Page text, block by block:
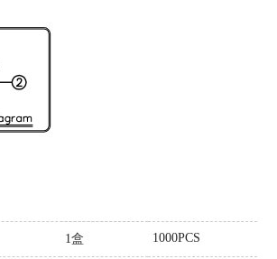
1盒 1000PCS